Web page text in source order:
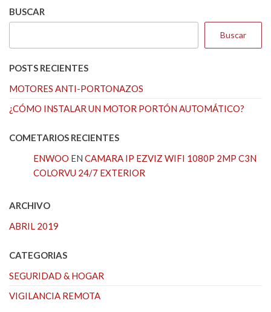
BUSCAR
Buscar
POSTS RECIENTES
MOTORES ANTI-PORTONAZOS
¿CÓMO INSTALAR UN MOTOR PORTÓN AUTOMÁTICO?
COMETARIOS RECIENTES
ENWOO EN CAMARA IP EZVIZ WIFI 1080P 2MP C3N
COLORVU 24/7 EXTERIOR
ARCHIVO
ABRIL 2019
CATEGORIAS
SEGURIDAD & HOGAR
VIGILANCIA REMOTA